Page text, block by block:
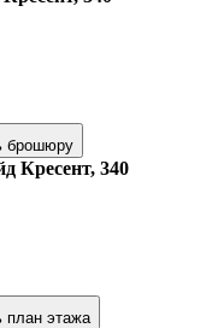
брошюру
Кресент, 340
план этажа